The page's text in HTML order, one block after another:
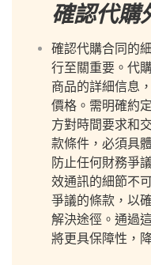
確認代購
確認代購合同的
行至關重要。代
商品的詳細信息
價格。需明確約
方對時間要求和
款條件，必須具
防止任何財務爭
效通訊的細節不
爭議的條款，以
解決途徑。通過
將更具保障性，